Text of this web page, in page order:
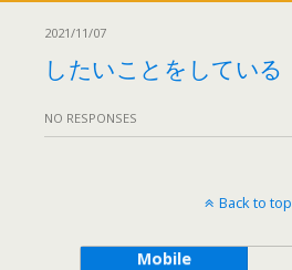
2021/11/07
したいことをしている
NO RESPONSES
Back to top
Mobile